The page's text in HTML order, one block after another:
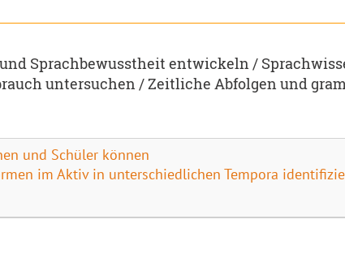
Sprachbewusstheit entwickeln /
untersuchen / Zeitliche Abfolgen und
und Schüler können
im Aktiv in unterschiedlichen Tempora